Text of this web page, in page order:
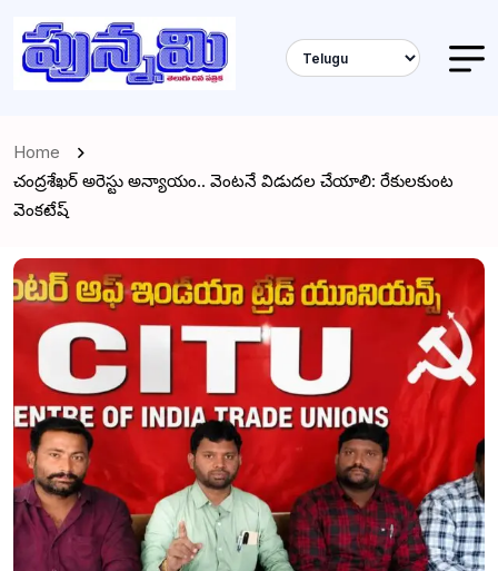
Home
చంద్రశేఖర్ అరెస్టు అన్యాయం.. వెంటనే విడుదల చేయాలి: రేకులకుంట
వెంకటేష్